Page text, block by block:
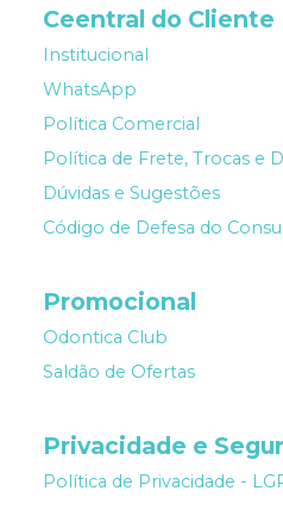
Ceentral do Cliente
Institucional
WhatsApp
Política Comercial
Política de Frete, Trocas e
Dúvidas e Sugestões
Código de Defesa do
Promocional
Odontica Club
Saldão de Ofertas
Privacidade e
Política de Privacidade -